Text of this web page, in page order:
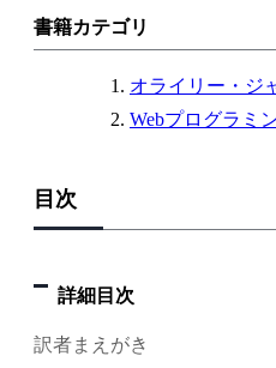
書籍カテゴリ
オライリー・ジ
Webプログラミ
目次
詳細目次
訳者まえがき